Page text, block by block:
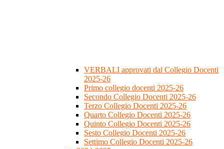
VERBALI approvati dal Collegio Docenti
2025-26
Primo collegio docenti 2025-26
Secondo Collegio Docenti 2025-26
Terzo Collegio Docenti 2025-26
Quarto Collegio Docenti 2025-26
Quinto Collegio Docenti 2025-26
Sesto Collegio Docenti 2025-26
Settimo Collegio Docenti 2025-26